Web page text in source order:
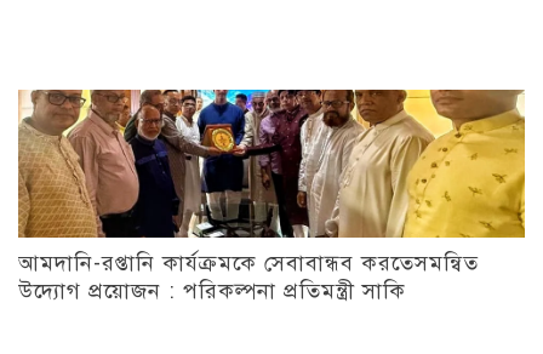
আমদানি-রপ্তানি কার্যক্রমকে সেবাবান্ধব করতেসমন্বিত
উদ্যোগ প্রয়োজন : পরিকল্পনা প্রতিমন্ত্রী সাকি